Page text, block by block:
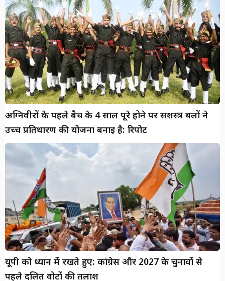
अग्निवीरों के पहले बैच के 4 साल पूरे होने पर सशस्त्र बलों ने
उच्च प्रतिधारण की योजना बनाई है: रिपोर्ट
यूपी को ध्यान में रखते हुए: कांग्रेस और 2027 के चुनावों से
पहले दलित वोटों की तलाश